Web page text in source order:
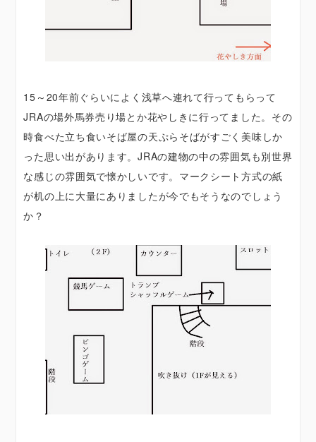
15～20年前ぐらいによく浅草へ連れて行ってもらって
JRAの場外馬券売り場とか花やしきに行ってました。その
時食べた立ち食いそば屋の天ぷらそばがすごく美味しか
った思い出があります。JRAの建物の中の雰囲気も別世界
な感じの雰囲気で懐かしいです。マークシート方式の紙
が机の上に大量にありましたが今でもそうなのでしょう
か？